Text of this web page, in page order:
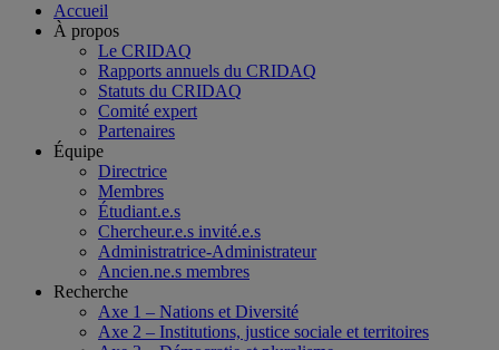
Accueil
À propos
Le CRIDAQ
Rapports annuels du CRIDAQ
Statuts du CRIDAQ
Comité expert
Partenaires
Équipe
Directrice
Membres
Étudiant.e.s
Chercheur.e.s invité.e.s
Administratrice-Administrateur
Ancien.ne.s membres
Recherche
Axe 1 – Nations et Diversité
Axe 2 – Institutions, justice sociale et territoires